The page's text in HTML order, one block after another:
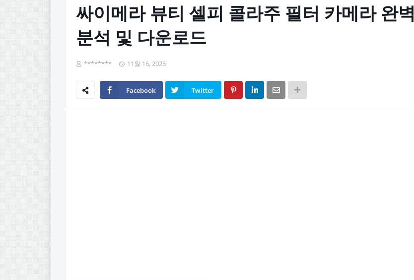
싸이메라 뷰티 셀피 콜라주 필터 카메라 완벽
분석 및 다운로드
******** 11월 16, 2025
Facebook Twitter